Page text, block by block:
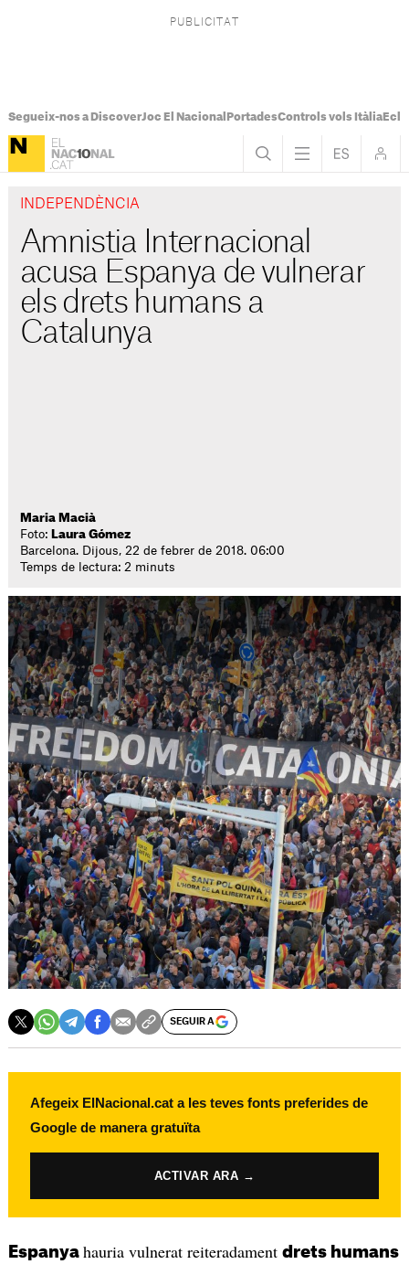
Segueix-nos a DiscoverJoc El Nacional PortadesControls vols Itàlia
INDEPENDÈNCIA
Amnistia Internacional
acusa Espanya de vulnerar
els drets humans a
Catalunya
Maria Macià
Foto: Laura Gómez
Barcelona. Dijous, 22 de febrer de 2018. 06:00
Temps de lectura: 2 minuts
SEGUIR A
Afegeix ElNacional.cat a les teves fonts preferides de
Google de manera gratuïta
ACTIVAR ARA →
Espanya hauria vulnerat reiteradament drets humans